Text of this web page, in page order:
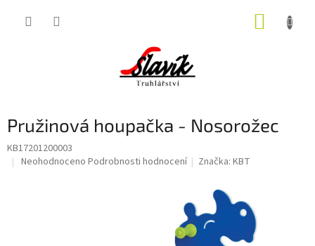
Pružinová houpačka - Nosorožec
KB17201200003
Průměrné
Neohodnoceno Podrobnosti hodnocení Značka:KBT